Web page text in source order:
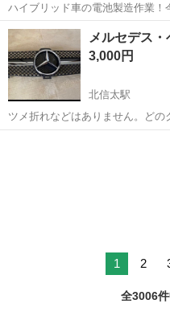
ハイブリッド車の電池製造作業！
験活躍中★20～50代の男性活躍中
スメ！年間休日130日！正社員登
ルーム寮完備！《兵庫県姫路市》...
兵庫 姫路市 白浜の宮駅
メルセデス
3,000円
北信太駅
ツメ折れなどはありません。ど
幅(上部)87cm(下部)78cm。
1 2
全3006